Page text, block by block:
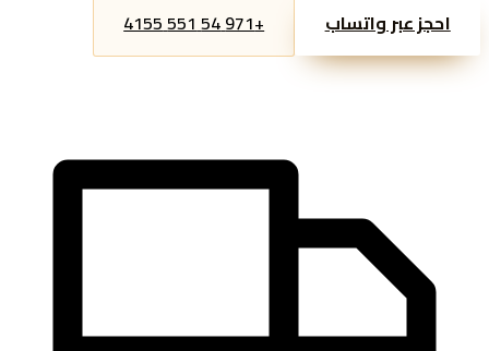
احجز عبر واتساب +971 54 551 4155